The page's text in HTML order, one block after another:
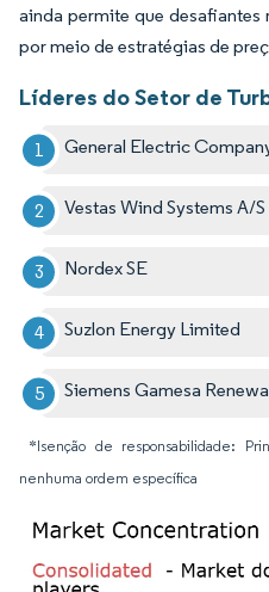
ainda permite que
por meio de estratégias de
Líderes do Setor de
General Electric
Vestas Wind Systems A/S
Nordex SE
Suzlon Energy Limited
Siemens Gamesa
*Isenção de responsabilidade:
nenhuma ordem específica